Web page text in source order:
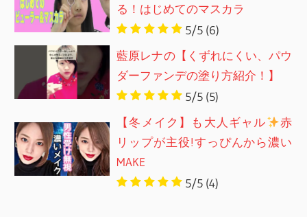
る！はじめてのマスカラ
5/5 (6)
藍原レナの【くずれにくい、パウ
ダーファンデの塗り方紹介！】
5/5 (5)
【冬メイク】も大人ギャル
赤
リップが主役!すっぴんから濃い
MAKE
5/5 (4)